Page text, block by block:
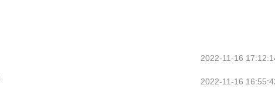
2022-11-16
2022-11-16